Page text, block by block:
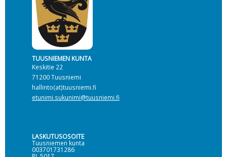
TUUSNIEMEN KUNTA
Keskitie 22
71200 Tuusniemi
hallinto(at)tuusniemi.fi
etunimi.sukunimi@tuusniemi.fi
LASKUTUSOSOITE
Tuusniemen kunta
003701731286